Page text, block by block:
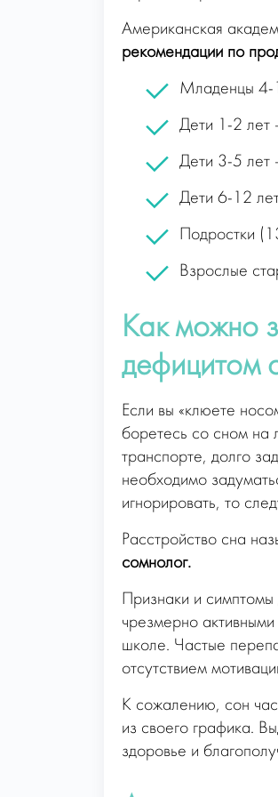
Американская
рекомендации по
Младенцы 4-
Дети 1-2 лет
Дети 3-5 лет
Дети 6-12
Подростки
Взрослые
Как можно
дефицитом
Если вы «клюете
боретесь со сном на
транспорте, долго
необходимо
игнорировать, то
Расстройство сна
сомнолог.
Признаки и симптомы
чрезмерно
школе. Частые
отсутствием
К сожалению, сон
из своего графика.
здоровье и